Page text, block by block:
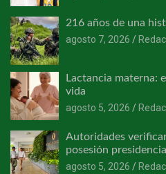
216 años de una
agosto 7, 2026
Lactancia materna:
vida
agosto 5, 2026
Autoridades
posesión
agosto 5, 2026